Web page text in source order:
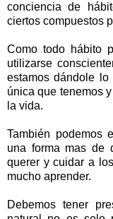
conciencia de
ciertos compuestos
Como todo hábito
utilizarse
estamos dándole
única que tenemos
la vida.
También podemos
una forma mas de
querer y cuidar a
mucho aprender.
Debemos tener